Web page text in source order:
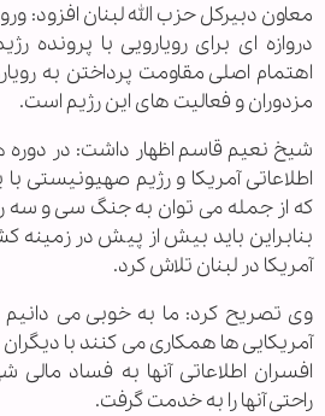
معاون دبیرکل حزب الله لبنان افزود:
دروازه ای برای رویارویی با پرونده
اهتمام اصلی مقاومت پرداختن به
مزدوران و فعالیت های این رژیم است.
شیخ نعیم قاسم اظهار داشت: در
اطلاعاتی آمریکا و رژیم صهیونیستی
بنابراین باید بیش از پیش در زمینه
آمریکا در لبنان تلاش کرد.
وی تصریح کرد: ما به خوبی می دانیم
آمریکایی ها همکاری می کنند با دیگران
افسران اطلاعاتی آنها به فساد
راحتی آنها را به خدمت گرفت.